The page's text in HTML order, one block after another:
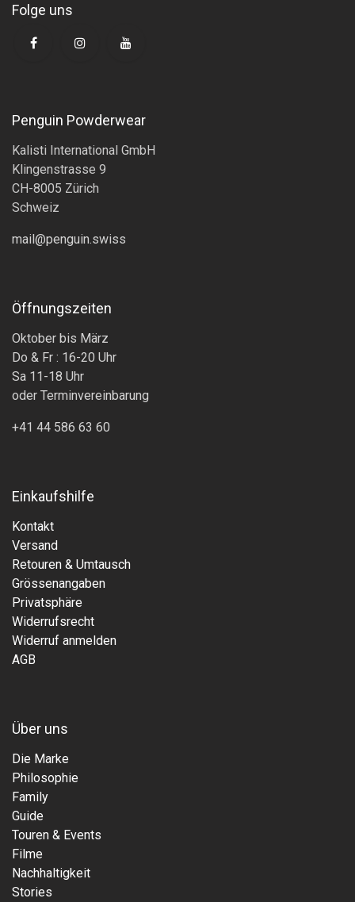
Folge uns
Penguin Powderwear
Kalisti International GmbH
Klingenstrasse 9
CH-8005 Zürich
Schweiz
mail@penguin.swiss
Öffnungszeiten
Oktober bis März
Do & Fr : 16-20 Uhr
Sa 11-18 Uhr
oder Terminvereinbarung
+41 44 586 63 60
Einkaufshilfe
Kontakt
Versand
Retouren & Umtausch
Grössenangaben
Privatsphäre
Widerrufsrecht
Widerruf anmelden
AGB
Über uns
Die Marke
Philosophie
Family
Guide
Touren & Events
Filme
Nachhaltigkeit
Stories